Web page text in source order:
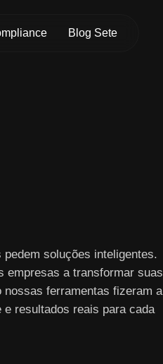
Blog Sete
soluções inteligentes.
empresas a transformar suas
ferramentas fizeram a
resultados reais para cada